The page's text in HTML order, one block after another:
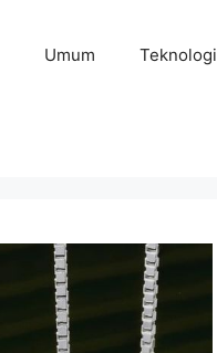
Umum Teknologi